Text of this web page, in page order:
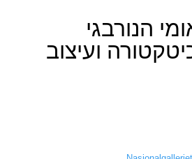
הנורבגי
ועיצוב